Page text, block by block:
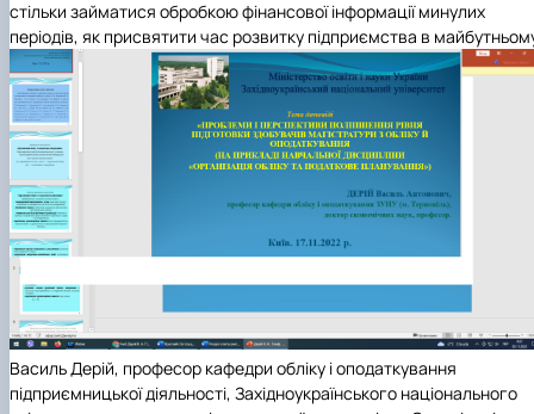
стільки займатися обробкою фінансової інформації минулих
періодів, як присвятити час розвитку підприємства в
Василь Дерій, професор кафедри обліку і оподаткування
підприємницької діяльності, Західноукраїнського національного